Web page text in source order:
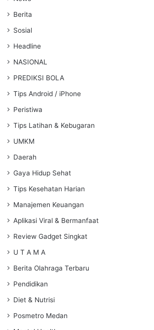
Berita
Sosial
Headline
NASIONAL
PREDIKSI BOLA
Tips Android / iPhone
Peristiwa
Tips Latihan & Kebugaran
UMKM
Daerah
Gaya Hidup Sehat
Tips Kesehatan Harian
Manajemen Keuangan
Aplikasi Viral & Bermanfaat
Review Gadget Singkat
U T A M A
Berita Olahraga Terbaru
Pendidikan
Diet & Nutrisi
Posmetro Medan